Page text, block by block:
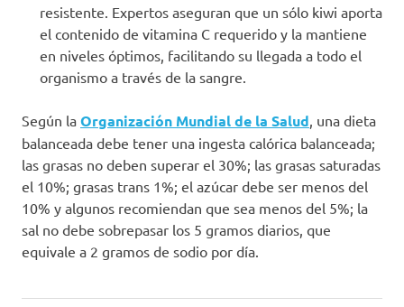
resistente. Expertos aseguran que un sólo kiwi aporta
el contenido de vitamina C requerido y la mantiene
en niveles óptimos, facilitando su llegada a todo el
organismo a través de la sangre.
Según la Organización Mundial de la Salud , una dieta
balanceada debe tener una ingesta calórica balanceada;
las grasas no deben superar el 30%; las grasas saturadas
el 10%; grasas trans 1%; el azúcar debe ser menos del
10% y algunos recomiendan que sea menos del 5%; la
sal no debe sobrepasar los 5 gramos diarios, que
equivale a 2 gramos de sodio por día.